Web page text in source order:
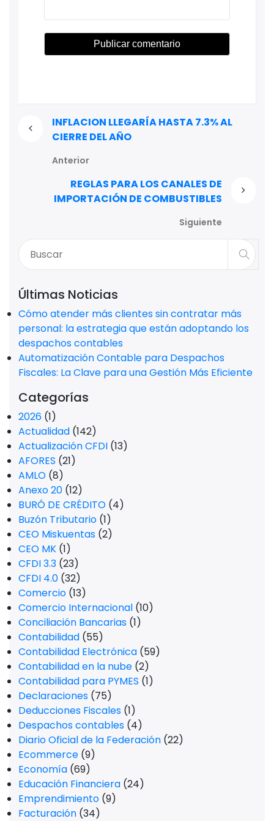
INFLACION LLEGARÍA HASTA 7.3% AL
CIERRE DEL AÑO
Anterior
REGLAS PARA LOS CANALES DE
IMPORTACIÓN DE COMBUSTIBLES
Siguiente
Últimas Noticias
Cómo atender más clientes sin contratar más
personal: la estrategia que están adoptando los
despachos contables
Automatización Contable para Despachos
Fiscales: La Clave para una Gestión Más Eficiente
Categorías
2026 (1)
Actualidad (142)
Actualización CFDI (13)
AFORES (21)
AMLO (8)
Anexo 20 (12)
BURÓ DE CRÉDITO (4)
Buzón Tributario (1)
CEO Miskuentas (2)
CEO MK (1)
CFDI 3.3 (23)
CFDI 4.0 (32)
Comercio (13)
Comercio Internacional (10)
Conciliación Bancarias (1)
Contabilidad (55)
Contabilidad Electrónica (59)
Contabilidad en la nube (2)
Contabilidad para PYMES (1)
Declaraciones (75)
Deducciones Fiscales (1)
Despachos contables (4)
Diario Oficial de la Federación (22)
Ecommerce (9)
Economía (69)
Educación Financiera (24)
Emprendimiento (9)
Facturación (34)